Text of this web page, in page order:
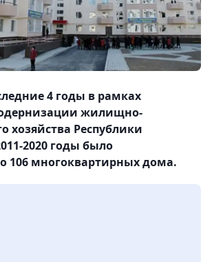
4 годы в рамках
жилищно-
хозяйства Республики
2020 годы было
106 многоквартирных дома.